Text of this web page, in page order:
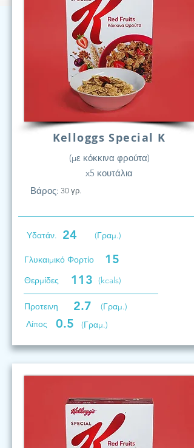
Kelloggs Special K
(με κόκκινα φρούτα)
x5 κουτάλια
Βάρος: 30 γρ.
Υδατάν. 24 (Γραμ.)
Γλυκαιμικό Φορτίο 15
Θερμίδες 113 (kcals)
Προτεινη 2.7
(Γραμ.)
Λίπος
0.5 (Γραμ.)